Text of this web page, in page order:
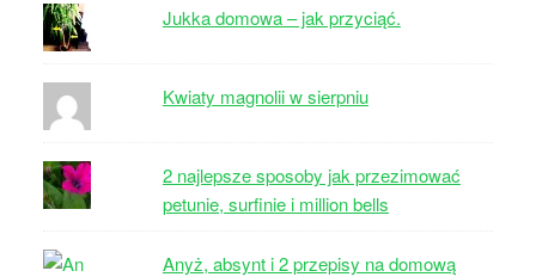
Jukka domowa – jak przyciąć.
Kwiaty magnolii w sierpniu
2 najlepsze sposoby jak przezimować
petunie, surfinie i million bells
Anyż, absynt i 2 przepisy na domową